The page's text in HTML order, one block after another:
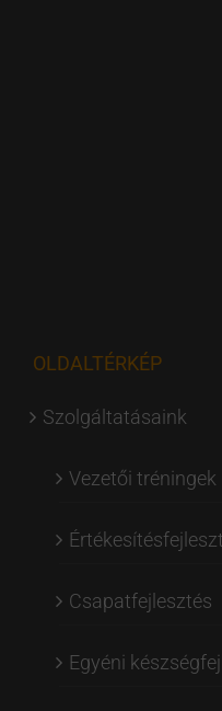
OLDALTÉRKÉP
Szolgáltatásaink
Vezetői tréningek
Csapatfejlesztés
Egyéni